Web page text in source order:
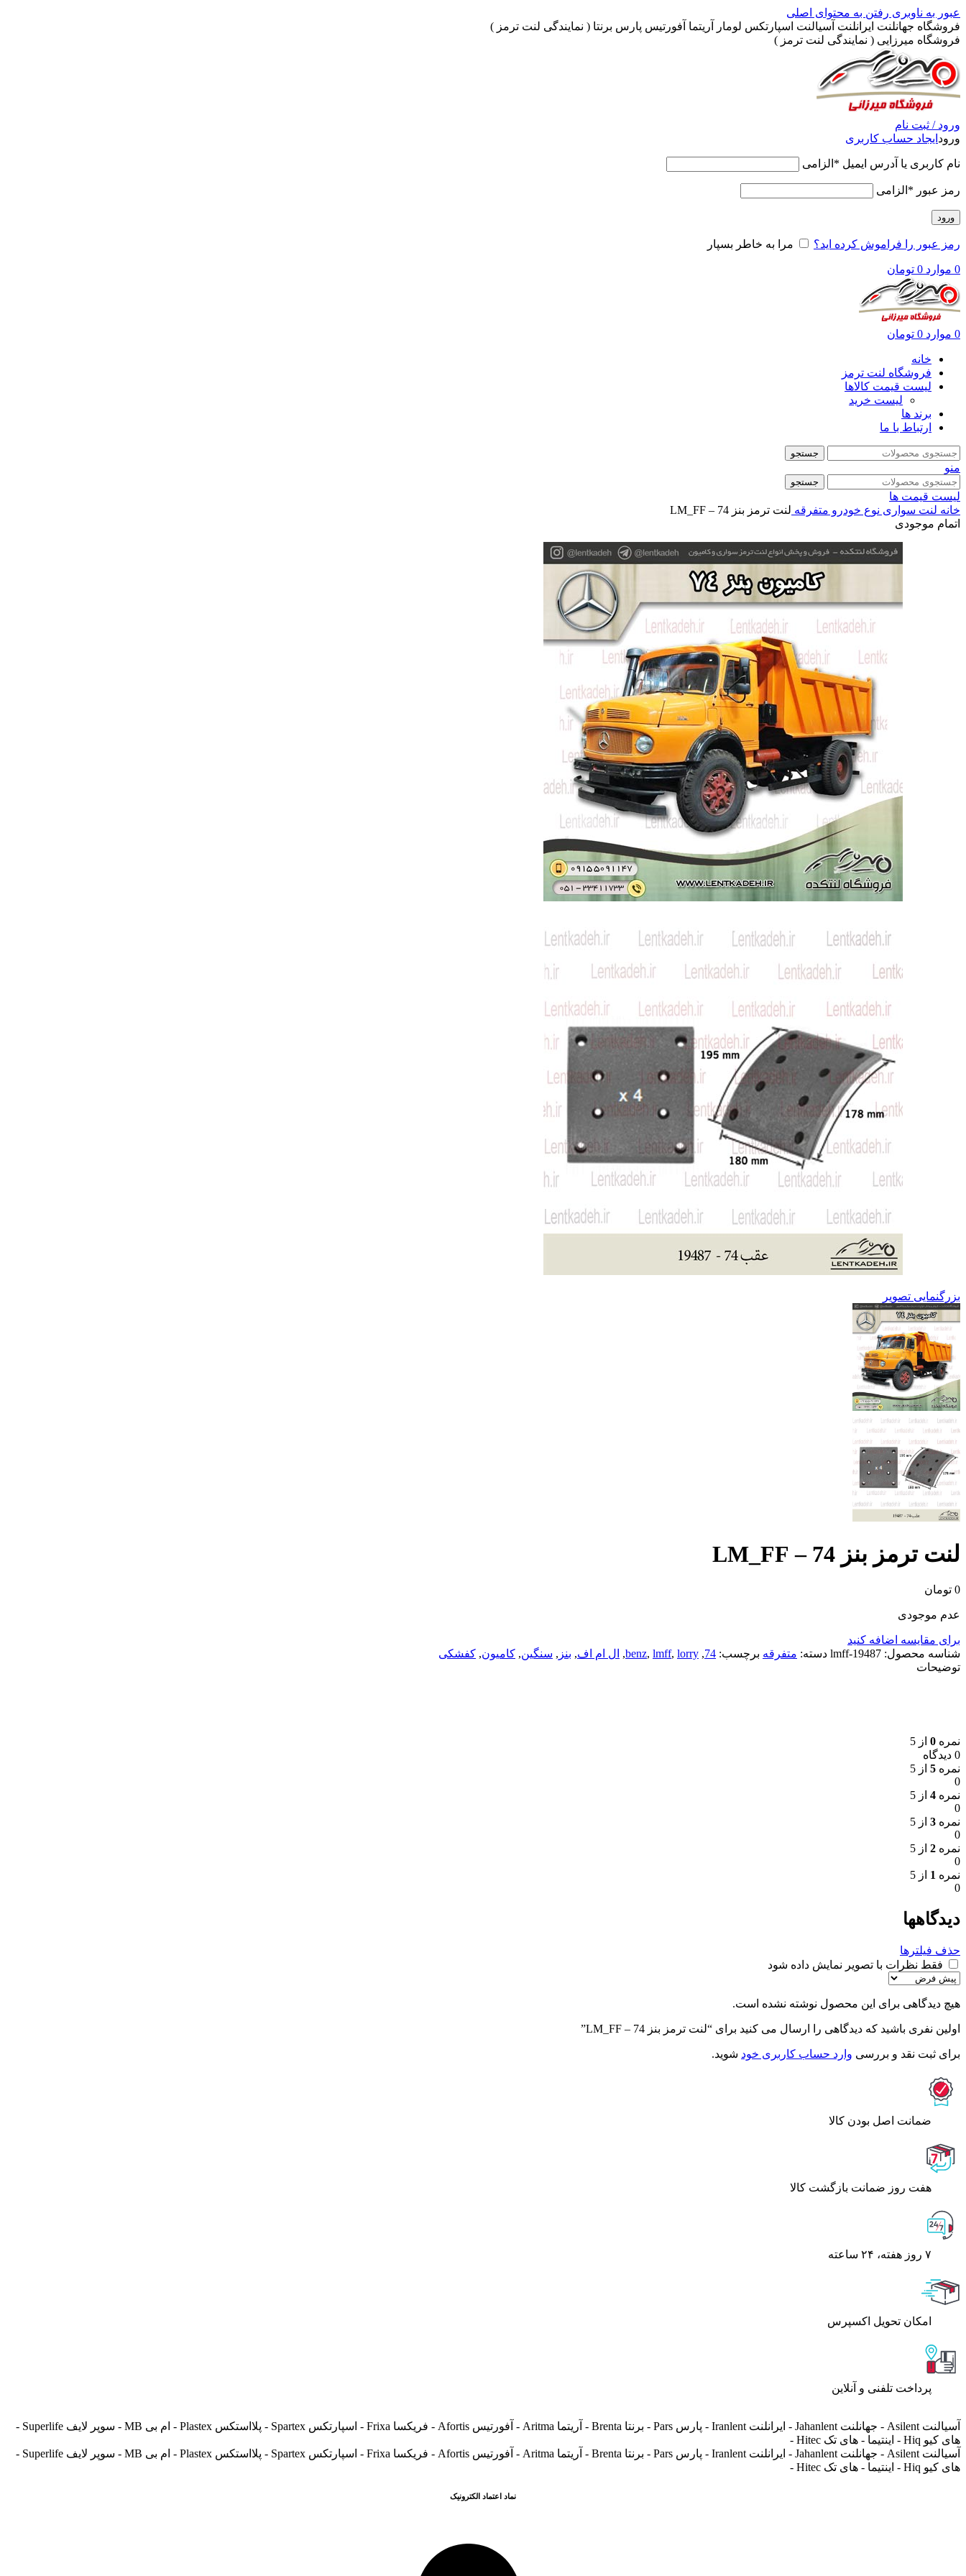
عبور به ناوبری رفتن به محتوای اصلی
فروشگاه جهانلنت ایرانلنت آسیالنت اسپارتکس لومار آریتما آفورتیس پارس برنتا ( نمایندگی لنت ترمز )
فروشگاه میرزایی ( نمایندگی لنت ترمز )
ورود / ثبت نام
ورود ایجاد حساب کاربری
نام کاربری یا آدرس ایمیل * الزامی
رمز عبور * الزامی
ورود
رمز عبور را فراموش کرده اید؟ مرا به خاطر بسپار
0 موارد 0 تومان
0 موارد 0 تومان
خانه
فروشگاه لنت ترمز
لیست قیمت کالاها
لیست خرید
برند ها
ارتباط با ما
جستجو
منو
جستجو
لیست قیمت ها
خانه لنت سواری نوع خودرو متفرقه لنت ترمز بنز 74 – LM_FF
اتمام موجودی
بزرگنمایی تصویر
لنت ترمز بنز 74 – LM_FF
0 تومان
عدم موجودی
برای مقایسه اضافه کنید
شناسه محصول: 19487-lmff دسته: متفرقه برچسب: 74
,
benz, lmff, lorry
, ال ام اف, بنز , سنگین, کامیون, کفشکی
توضیحات
نمره 0 از 5
0 دیدگاه
نمره 5 از 5
0
نمره 4 از 5
0
نمره 3 از 5
0
نمره 2 از 5
0
نمره 1 از 5
0
دیدگاهها
حذف فیلترها
فقط نظرات با تصویر نمایش داده شود
هیچ دیدگاهی برای این محصول نوشته نشده است.
اولین نفری باشید که دیدگاهی را ارسال می کنید برای “لنت ترمز بنز 74 – LM_FF”
برای ثبت نقد و بررسی وارد حساب کاربری خود شوید.
ﺿﻤﺎﻧﺖ اﺻﻞ ﺑﻮدن ﮐﺎﻟﺎ
هفت روز ضمانت بازگشت کالا
۷ روز ﻫﻔﺘﻪ، ۲۴ ﺳﺎﻋﺘﻪ
اﻣﮑﺎن ﺗﺤﻮﯾﻞ اﮐﺴﭙﺮس
پرداخت تلفنی و آنلاین
آسیالنت Asilent - جهانلنت Jahanlent - ایرانلنت Iranlent - پارس Pars - برنتا Brenta - آریتما Aritma - آفورتیس Afortis - فریکسا Frixa - اسپارتکس Spartex - پلااستکس Plastex - ام بی MB - سوپر لایف Superlife -
های کیو Hiq - اینتیما - های تک Hitec -
آسیالنت Asilent - جهانلنت Jahanlent - ایرانلنت Iranlent - پارس Pars - برنتا Brenta - آریتما Aritma - آفورتیس Afortis - فریکسا Frixa - اسپارتکس Spartex - پلااستکس Plastex - ام بی MB - سوپر لایف Superlife -
های کیو Hiq - اینتیما - های تک Hitec -
نماد اعتماد الکترونیک